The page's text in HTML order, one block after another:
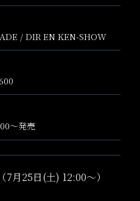
/ DIR EN KEN-SHOW
～発売
（7月25日(土) 12:00～）